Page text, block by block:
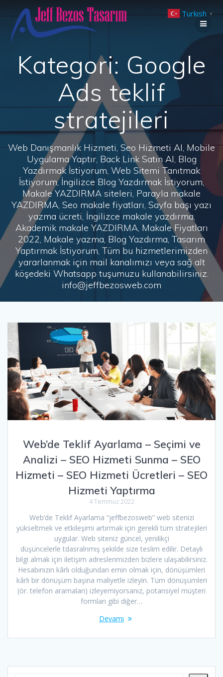
to
Kategori: Google
Ads teklif
stratejileri
Web Danışmanlık Hizmeti, Seo Hizmeti Al, Mobile
Uygulama Yaptır, Back Link Satın Al, Blog
Yazdırmak İstiyorum, Web Sitemi Tanıtmak
İstiyorum, İngilizce Blog Yazdırmak İstiyorum,
Makale YAZDIRMA siteleri, Parayla makale
YAZDIRMA, Seo makale fiyatları, Sayfa başı yazı
yazma ücreti, İngilizce makale yazdırma,
Akademik makale YAZDIRMA, Makale Fiyatları
2022, Makale yazma, Blog Yazdırma, Tasarım
Yaptırmak İstiyorum, Tüm bu hizmetlerimizden
yararlanmak için mail kanalımızı veya sağ alt
köşedeki Whatsapp tuşumuzu kullanabilirsiniz.
info@jeffbezosweb.com
Web’de Teklif Ayarlama – Seçimi ve
Analizi – SEO Hizmeti Sunma – SEO
Hizmeti – SEO Hizmeti Ücretleri – SEO
Hizmeti Yaptırma
4 Temmuz 2022
Web’de Teklif Ayarlama “jeffbezosweb” web sitenizi
yükseltmek ve etkileşimi artırmak için gerekli tüm stratejileri
uygular. Web siteniz güncel, yenilikçi
düşüncelerle tdasralnmış şekilde size teslim edilir. Detaylı
bilgi almak için iletişim adreslerimizden bizlere ulaşabilirsiniz.
Hesabınızın kârlı olduğundan emin olmak için, dönüşümleri
kârlı bir dönüşüm başına maliyetle izleyin. Tüm dönüşümleri
(ör. telefon aramaları) izleyemiyorsanız, potansiyel müşteri
formları gibi diğer…
Devamı
Turkish ▼